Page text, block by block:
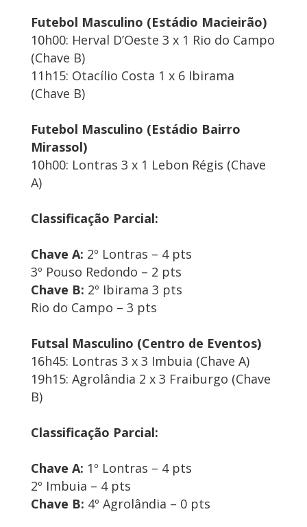
Futebol Masculino (Estádio Macieirão)
10h00: Herval D’Oeste 3 x 1 Rio do Campo
(Chave B)
11h15: Otacílio Costa 1 x 6 Ibirama
(Chave B)
Futebol Masculino (Estádio Bairro
Mirassol)
10h00: Lontras 3 x 1 Lebon Régis (Chave
A)
Classificação Parcial:
Chave A: 2º Lontras – 4 pts
3º Pouso Redondo – 2 pts
Chave B: 2º Ibirama 3 pts
Rio do Campo – 3 pts
Futsal Masculino (Centro de Eventos)
16h45: Lontras 3 x 3 Imbuia (Chave A)
19h15: Agrolândia 2 x 3 Fraiburgo (Chave
B)
Classificação Parcial:
Chave A: 1º Lontras – 4 pts
2º Imbuia – 4 pts
Chave B: 4º Agrolândia – 0 pts